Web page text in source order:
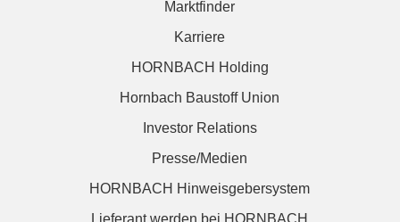
Marktfinder
Karriere
HORNBACH Holding
Hornbach Baustoff Union
Investor Relations
Presse/Medien
HORNBACH Hinweisgebersystem
Lieferant werden bei HORNBACH